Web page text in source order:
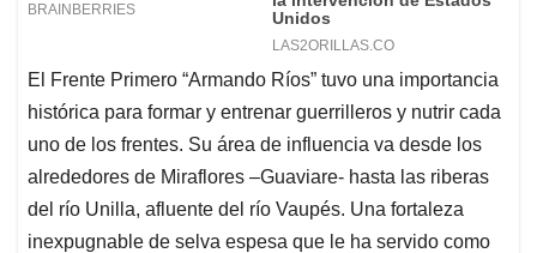
El Frente Primero “Armando Ríos” tuvo una importancia
histórica para formar y entrenar guerrilleros y nutrir cada
uno de los frentes. Su área de influencia va desde los
alrededores de Miraflores –Guaviare- hasta las riberas
del río Unilla, afluente del río Vaupés. Una fortaleza
inexpugnable de selva espesa que le ha servido como